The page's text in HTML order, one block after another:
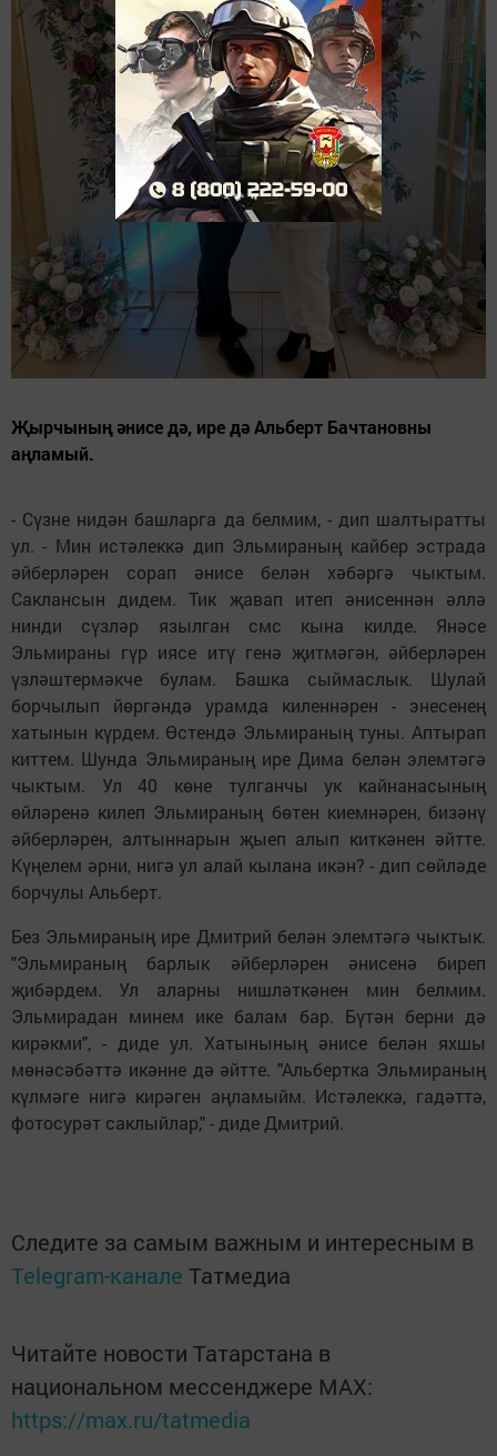
Җырчының әнисе дә, ире дә Альберт Бачтановны
аңламый.
- Сүзне нидән башларга да белмим, - дип шалтыратты
ул. - Мин истәлеккә дип Эльмираның кайбер эстрада
әйберләрен сорап әнисе белән хәбәргә чыктым.
Саклансын дидем. Тик җавап итеп әнисеннән әллә
нинди сүзләр язылган смс кына килде. Янәсе
Эльмираны гүр иясе итү генә җитмәгән, әйберләрен
үзләштермәкче булам. Башка сыймаслык. Шулай
борчылып йөргәндә урамда киленнәрен - энесенең
хатынын күрдем. Өстендә Эльмираның туны. Аптырап
киттем. Шунда Эльмираның ире Дима белән элемтәгә
чыктым. Ул 40 көне тулганчы ук кайнанасының
өйләренә килеп Эльмираның бөтен киемнәрен, бизәнү
әйберләрен, алтыннарын җыеп алып киткәнен әйтте.
Күңелем әрни, нигә ул алай кылана икән? - дип сөйләде
борчулы Альберт.
Без Эльмираның ире Дмитрий белән элемтәгә чыктык.
"Эльмираның барлык әйберләрен әнисенә биреп
җибәрдем. Ул аларны нишләткәнен мин белмим.
Эльмирадан минем ике балам бар. Бүтән берни дә
кирәкми", - диде ул. Хатынының әнисе белән яхшы
мөнәсәбәттә икәнне дә әйтте. "Альбертка Эльмираның
күлмәге нигә кирәген аңламыйм. Истәлеккә, гадәттә,
фотосурәт саклыйлар," - диде Дмитрий.
Следите за самым важным и интересным в
Telegram-канале Татмедиа
Читайте новости Татарстана в
национальном мессенджере MАХ:
https://max.ru/tatmedia